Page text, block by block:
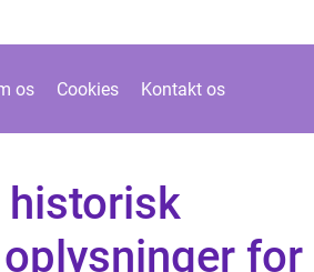
os Cookies Kontakt os
historisk
for